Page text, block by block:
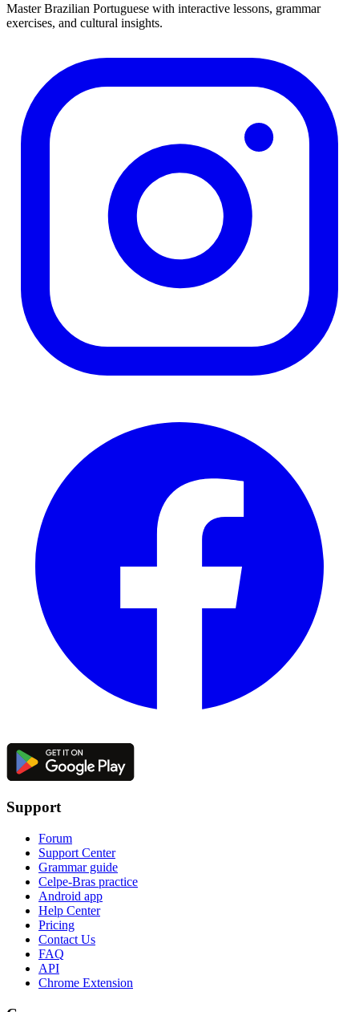
Master Brazilian Portuguese with interactive lessons, grammar
exercises, and cultural insights.
Support
Forum
Support Center
Grammar guide
Celpe-Bras practice
Android app
Help Center
Pricing
Contact Us
FAQ
API
Chrome Extension